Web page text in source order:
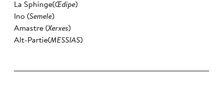
La Sphinge(Œdipe)
Ino (Semele)
Amastre (Xerxes)
Alt-Partie(MESSIAS)